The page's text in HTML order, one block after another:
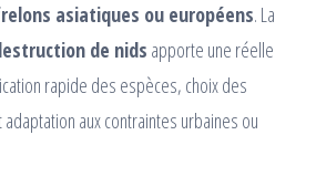
asiatiques ou européens. La
de nids apporte une réelle
rapide des espèces, choix des
aux contraintes urbaines ou